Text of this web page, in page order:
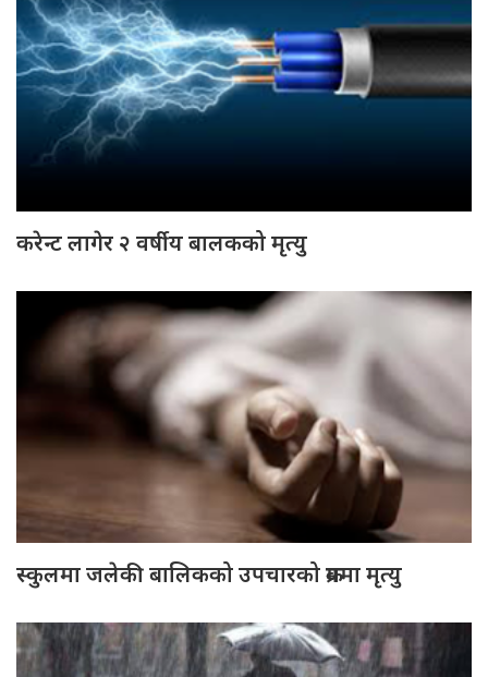
करेन्ट लागेर २ वर्षीय बालकको मृत्यु
स्कुलमा जलेकी बालिकको उपचारको क्रममा मृत्यु